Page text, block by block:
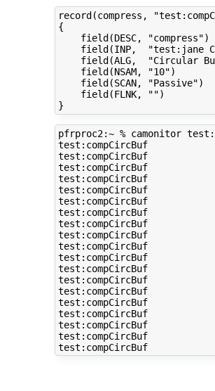
record(compress,
{
    field(DESC, "compress")
field(INP,  "test:jane
field(ALG,  "Circular
    field(NSAM, "10")
    field(SCAN, "Passive")
    field(FLNK, "")
pfrproc2:~ % camonitor
test:compCircBuf
test:compCircBuf
test:compCircBuf
test:compCircBuf
test:compCircBuf
test:compCircBuf
test:compCircBuf
test:compCircBuf
test:compCircBuf
test:compCircBuf
test:compCircBuf
test:compCircBuf
test:compCircBuf
test:compCircBuf
test:compCircBuf
test:compCircBuf
test:compCircBuf
test:compCircBuf